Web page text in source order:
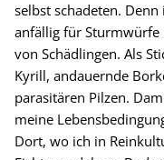
selbst schadeten.
anfällig für Sturmwürfe
von Schädlingen. Als
Kyrill, andauernde
parasitären Pilzen.
meine
Dort, wo ich in